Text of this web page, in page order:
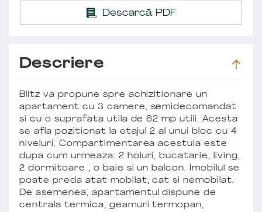
Descarcă PDF
Descriere
Blitz va propune spre achizitionare un
apartament cu 3 camere, semidecomandat
si cu o suprafata utila de 62 mp utili. Acesta
se afla pozitionat la etajul 2 al unui bloc cu 4
niveluri. Compartimentarea acestuia este
dupa cum urmeaza: 2 holuri, bucatarie, living,
2 dormitoare , o baie si un balcon. Imobilul se
poate preda atat mobilat, cat si nemobilat.
De asemenea, apartamentul dispune de
centrala termica, geamuri termopan,